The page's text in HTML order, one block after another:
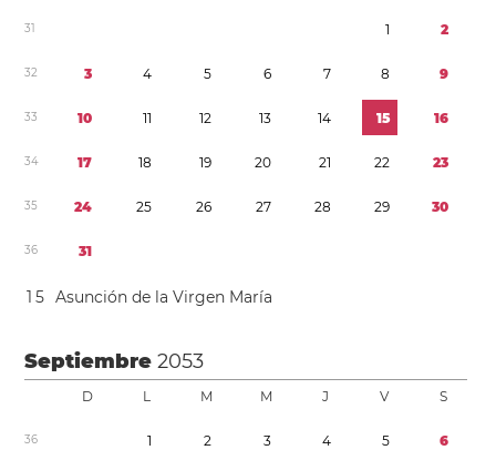
31 1 2
32 3 4 5 6 7 8 9
33 10 11 12 13 14 15 16
34 17 18 19 20 21 22 23
35 24 25 26 27 28 29 30
36 31
1 5 Asunción de la Virgen María
Septiembre2053
D L M M J V S
36 1 2 3 4 5 6